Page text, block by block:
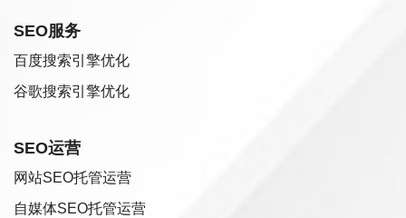
SEO服务
百度搜索引擎优化
谷歌搜索引擎优化
SEO运营
网站SEO托管运营
自媒体SEO托管运营